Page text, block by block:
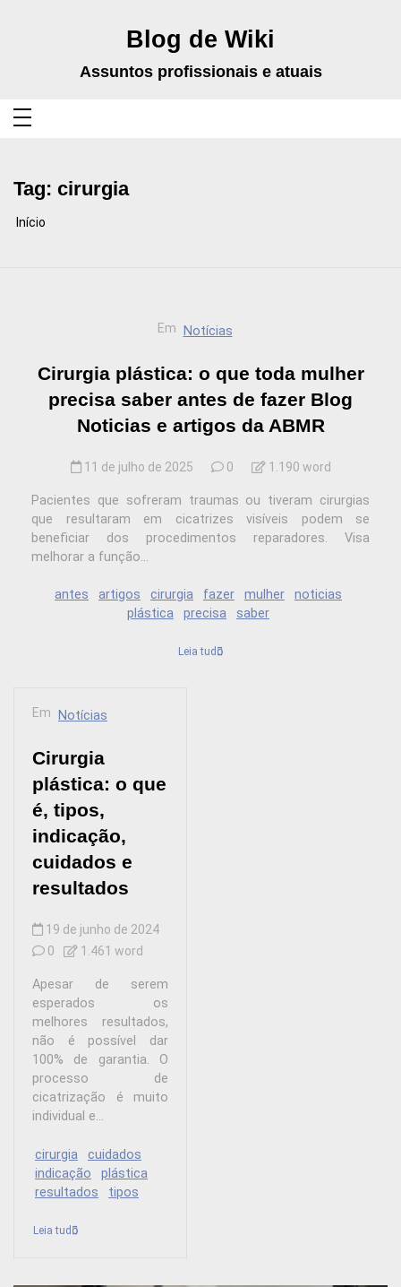
Blog de Wiki
Assuntos profissionais e atuais
Tag: cirurgia
Início
Em Notícias
Cirurgia plástica: o que toda mulher
precisa saber antes de fazer Blog
Noticias e artigos da ABMR
11 de julho de 2025 0 1.190 word
Pacientes que sofreram traumas ou tiveram cirurgias
que resultaram em cicatrizes visíveis podem se
beneficiar dos procedimentos reparadores. Visa
melhorar a função...
antes artigos cirurgia fazer mulher
noticias
plástica
precisa saber
Leia tudo
Em Notícias
Cirurgia
plástica: o que
é, tipos,
indicação,
cuidados e
resultados
19 de junho de 2024
0
1.461 word
Apesar de serem
esperados os
melhores resultados,
não é possível dar
100% de garantia. O
processo de
cicatrização é muito
individual e...
cirurgia
cuidados
indicação
plástica
resultados
tipos
Leia tudo